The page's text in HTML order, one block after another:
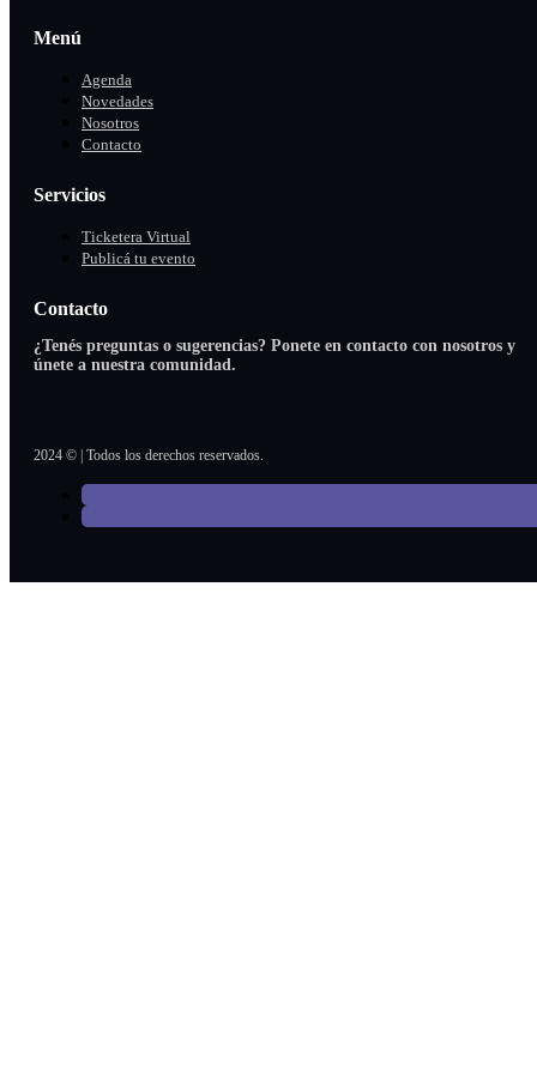
Menú
Agenda
Novedades
Nosotros
Contacto
Servicios
Ticketera Virtual
Publicá tu evento
Contacto
¿Tenés preguntas o sugerencias? Ponete en contacto con nosotros y
únete a nuestra comunidad.
2024 © | Todos los derechos reservados.